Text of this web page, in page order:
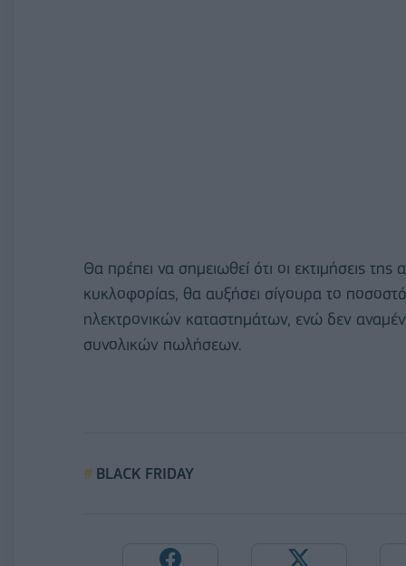
Θα πρέπει να σημειωθεί ότι οι εκτιμήσεις
κυκλοφορίας, θα αυξήσει σίγουρα το
ηλεκτρονικών καταστημάτων, ενώ δεν
συνολικών πωλήσεων.
BLACK FRIDAY